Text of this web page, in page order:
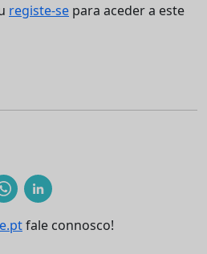
registe-se para aceder a este
fale connosco!